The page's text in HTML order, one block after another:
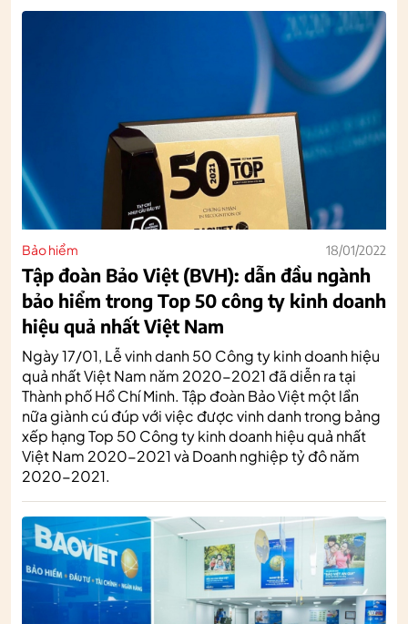
Bảo hiểm 18/01/2022
Tập đoàn Bảo Việt (BVH): dẫn đầu ngành
bảo hiểm trong Top 50 công ty kinh doanh
hiệu quả nhất Việt Nam
Ngày 17/01, Lễ vinh danh 50 Công ty kinh doanh hiệu
quả nhất Việt Nam năm 2020-2021 đã diễn ra tại
Thành phố Hồ Chí Minh. Tập đoàn Bảo Việt một lần
nữa giành cú đúp với việc được vinh danh trong bảng
xếp hạng Top 50 Công ty kinh doanh hiệu quả nhất
Việt Nam 2020-2021 và Doanh nghiệp tỷ đô năm
2020-2021.